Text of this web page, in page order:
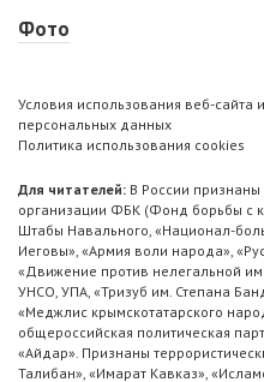
Фото
Условия использования веб-сайта
персональных данных
Политика использования cookies
Для читателей: В России
организации ФБК (Фонд борьбы с
Штабы Навального, «Национал-
Иеговы», «Армия воли народа»,
«Движение против нелегальной
УНСО, УПА, «Тризуб им. Степана
«Меджлис крымскотатарского
общероссийская политическая
«Айдар». Признаны
Талибан», «Имарат Кавказ»,